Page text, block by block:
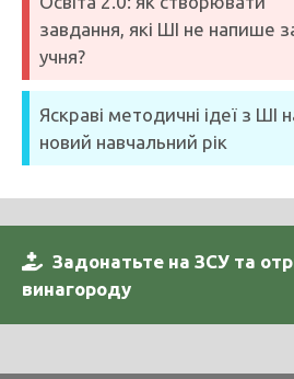
завдання, які ШІ не напише
учня?
Яскраві методичні ідеї з ШІ
новий навчальний рік
Задонатьте на ЗСУ та
винагороду